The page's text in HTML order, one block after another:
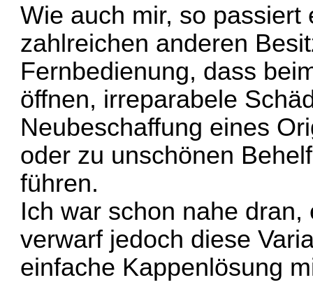
Wie auch mir, so passiert
zahlreichen anderen
Fernbedienung, dass
öffnen, irreparabele
Neubeschaffung eines
oder zu unschönen
führen.
Ich war schon nahe
verwarf jedoch diese
einfache Kappenlösung